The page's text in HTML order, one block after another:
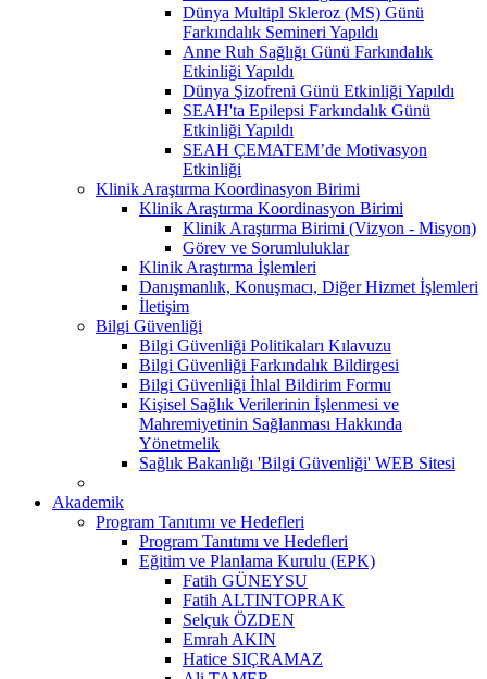
Dünya Multipl Skleroz (MS) Günü
Farkındalık Semineri Yapıldı
Anne Ruh Sağlığı Günü Farkındalık
Etkinliği Yapıldı
Dünya Şizofreni Günü Etkinliği Yapıldı
SEAH'ta Epilepsi Farkındalık Günü
Etkinliği Yapıldı
SEAH ÇEMATEM’de Motivasyon
Etkinliği
Klinik Araştırma Koordinasyon Birimi
Klinik Araştırma Koordinasyon Birimi
Klinik Araştırma Birimi (Vizyon - Misyon)
Görev ve Sorumluluklar
Klinik Araştırma İşlemleri
Danışmanlık, Konuşmacı, Diğer Hizmet İşlemleri
İletişim
Bilgi Güvenliği
Bilgi Güvenliği Politikaları Kılavuzu
Bilgi Güvenliği Farkındalık Bildirgesi
Bilgi Güvenliği İhlal Bildirim Formu
Kişisel Sağlık Verilerinin İşlenmesi ve
Mahremiyetinin Sağlanması Hakkında
Yönetmelik
Sağlık Bakanlığı 'Bilgi Güvenliği' WEB Sitesi
Akademik
Program Tanıtımı ve Hedefleri
Program Tanıtımı ve Hedefleri
Eğitim ve Planlama Kurulu (EPK)
Fatih GÜNEYSU
Fatih ALTINTOPRAK
Selçuk ÖZDEN
Emrah AKIN
Hatice SIÇRAMAZ